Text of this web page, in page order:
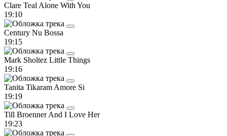
Clare Teal Alone With You
19:10
Century Nu Bossa
19:15
Mark Sholtez Little Things
19:16
Tanita Tikaram Amore Si
19:19
Till BroennerAnd I Love Her
19:23